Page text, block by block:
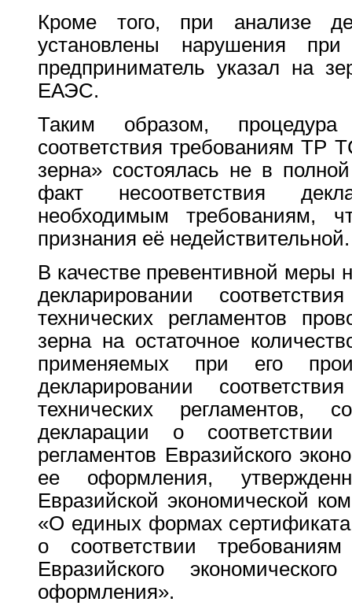
Кроме того, при анализе
установлены нарушения
предприниматель указал на
ЕАЭС.
Таким образом, процедура
соответствия требованиям ТР
зерна» состоялась не в
факт несоответствия
необходимым требованиям,
признания её недействительной.
В качестве превентивной меры
декларировании
технических регламентов
зерна на остаточное
применяемых при его
декларировании
технических регламентов,
декларации о соответствии
регламентов Евразийского
ее оформления,
Евразийской экономической
«О единых формах сертификата
о соответствии требованиям
Евразийского
оформления».